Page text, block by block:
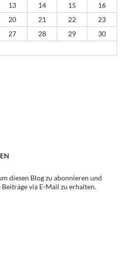
13 14 15
16
20 21 22
23
27 28 29
30
diesen Blog zu abonnieren und
via E-Mail zu erhalten.